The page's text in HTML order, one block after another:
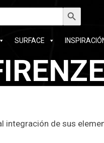
Botón de búsqueda
SURFACE
integración de sus